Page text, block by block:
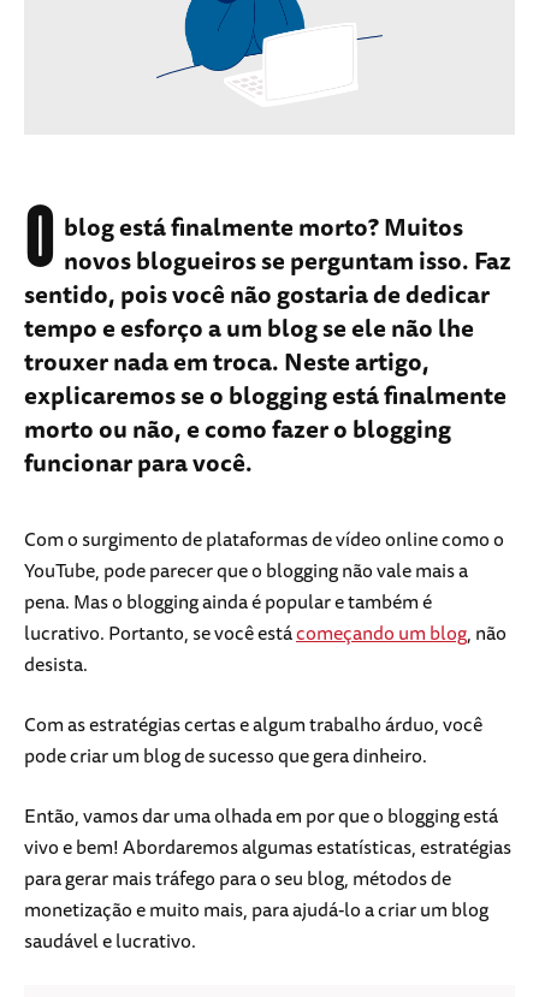
O blog está finalmente morto? Muitos
novos blogueiros se perguntam isso. Faz
sentido, pois você não gostaria de dedicar
tempo e esforço a um blog se ele não lhe
trouxer nada em troca. Neste artigo,
explicaremos se o blogging está finalmente
morto ou não, e como fazer o blogging
funcionar para você.
Com o surgimento de plataformas de vídeo online como o
YouTube, pode parecer que o blogging não vale mais a
pena. Mas o blogging ainda é popular e também é
lucrativo. Portanto, se você estácomeçando um blog, não
desista.
Com as estratégias certas e algum trabalho árduo, você
pode criar um blog de sucesso que gera dinheiro.
Então, vamos dar uma olhada em por que o blogging está
vivo e bem! Abordaremos algumas estatísticas, estratégias
para gerar mais tráfego para o seu blog, métodos de
monetização e muito mais, para ajudá-lo a criar um blog
saudável e lucrativo.